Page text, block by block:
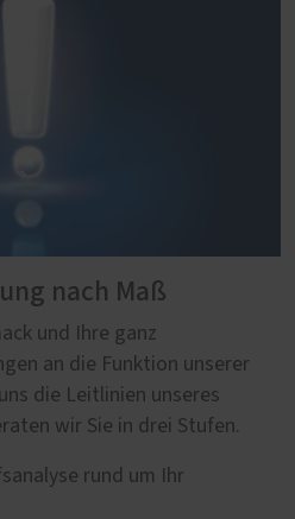
nach Maß
und Ihre ganz
an die Funktion unserer
die Leitlinien unseres
wir Sie in drei Stufen.
rund um Ihr